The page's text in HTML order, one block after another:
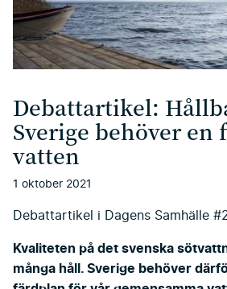
Debattartikel:
Sverige behöver
vatten
1 oktober 2021
Debattartikel i Dagens Samhälle
Kvaliteten på det svenska
många håll. Sverige behöver